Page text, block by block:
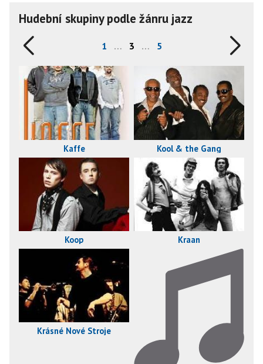
Hudební skupiny podle žánru jazz
1 … 3 … 5
Kaffe Kool & the Gang
Koop Kraan
Krásné Nové Stroje